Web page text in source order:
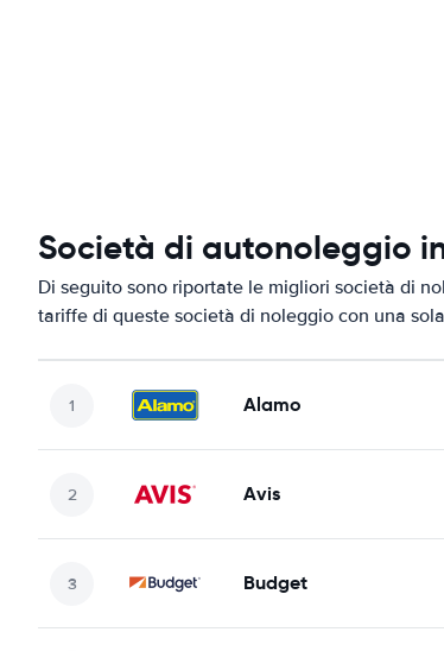
Società di autonoleggio
Di seguito sono riportate le migliori società di
tariffe di queste società di noleggio con una
Alamo
Avis
Budget